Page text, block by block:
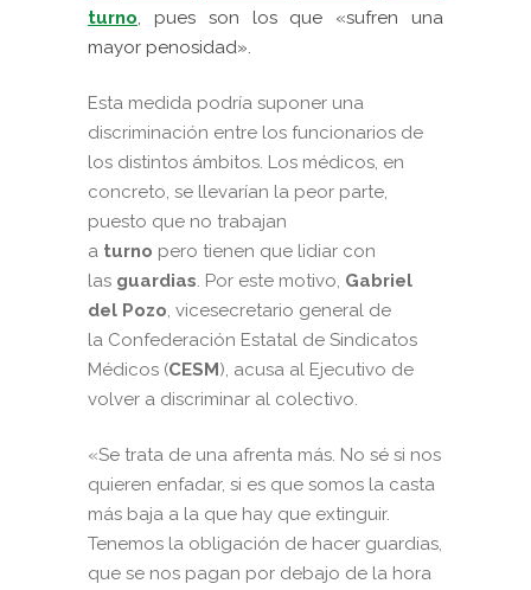
turno , pues son los que «sufren una
mayor penosidad».
Esta medida podría suponer una
discriminación entre los funcionarios de
los distintos ámbitos. Los médicos, en
concreto, se llevarían la peor parte,
puesto que no trabajan
a turno pero tienen que lidiar con
las guardias . Por este motivo, Gabriel
del Pozo , vicesecretario general de
la Confederación Estatal de Sindicatos
Médicos (CESM), acusa al Ejecutivo de
volver a discriminar al colectivo.
«Se trata de una afrenta más. No sé si nos
quieren enfadar, si es que somos la casta
más baja a la que hay que extinguir.
Tenemos la obligación de hacer guardias,
que se nos pagan por debajo de la hora